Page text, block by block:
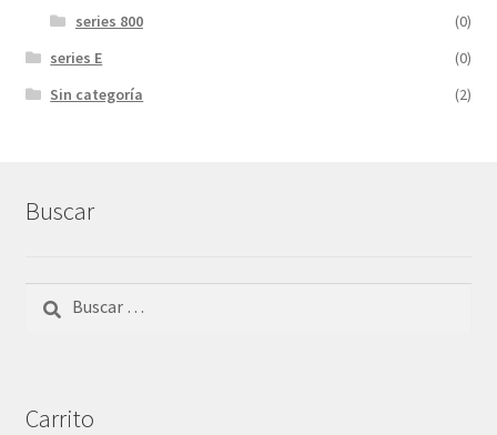
series 800
(0)
series E
(0)
Sin categoría
(2)
Buscar
Carrito